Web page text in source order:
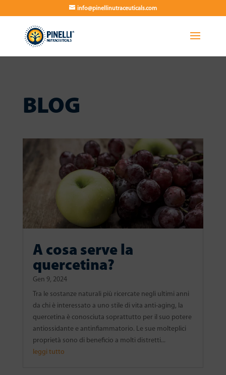
info@pinellinutraceuticals.com
BLOG
A cosa serve la
quercetina?
Gen 9, 2024
Tra le sostanze naturali più ricercate negli ultimi anni
da chi è interessato a uno stile di vita anti-aging, la
quercetina è conosciuta soprattutto per il suo potere
antiossidante e antinfiammatorio. Le sue molteplici
proprietà sono di beneficio a molti distretti...
leggi tutto